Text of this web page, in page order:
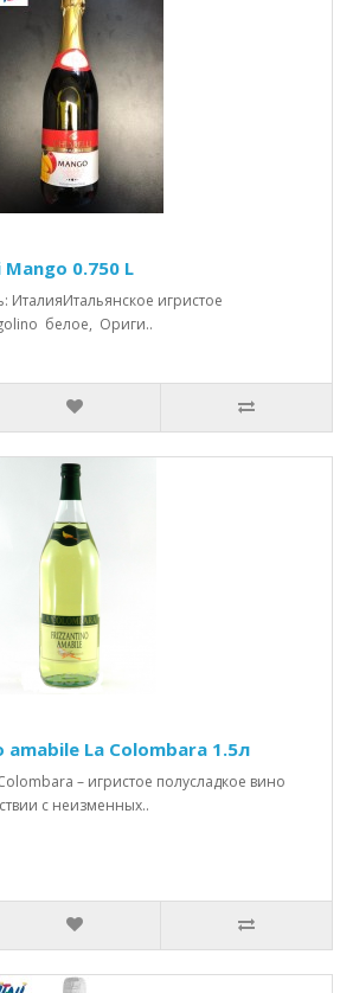
0.750 L
ИталияИтальянское игристое
белое, Ориги..
amabile La Colombara 1.5л
– игристое полусладкое вино
с неизменных..